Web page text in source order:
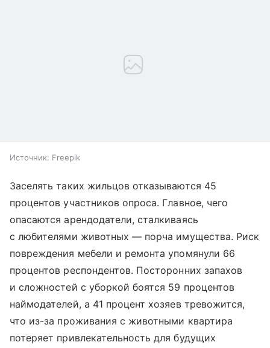
Источник: Freepik
Заселять таких жильцов отказываются 45
процентов участников опроса. Главное, чего
опасаются арендодатели, сталкиваясь
с любителями животных — порча имущества. Риск
повреждения мебели и ремонта упомянули 66
процентов респондентов. Посторонних запахов
и сложностей с уборкой боятся 59 процентов
наймодателей, а 41 процент хозяев тревожится,
что из-за проживания с животными квартира
потеряет привлекательность для будущих